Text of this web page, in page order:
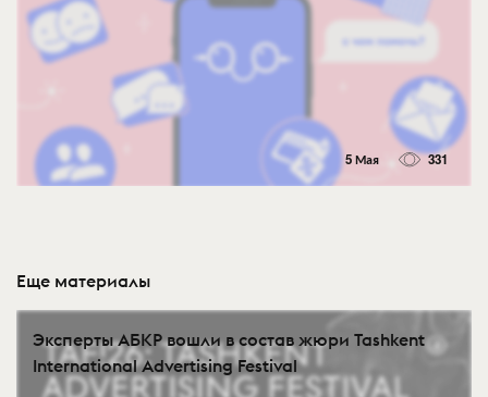
5 Мая 331
Еще материалы
Эксперты АБКР вошли в состав жюри Tashkent
International Advertising Festival